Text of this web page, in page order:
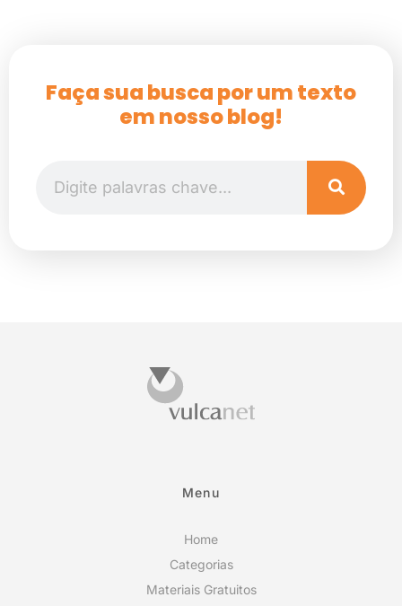
Faça sua busca por um texto
em nosso blog!
Menu
Home
Categorias
Materiais Gratuitos